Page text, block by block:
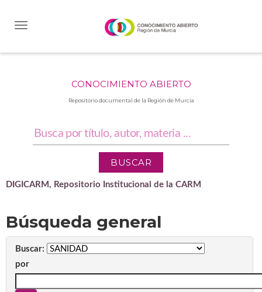
CONOCIMIENTO ABIERTO
Repositorio documental de la Región de Murcia
DIGICARM, Repositorio Institucional de la CARM
Búsqueda general
Buscar:
por